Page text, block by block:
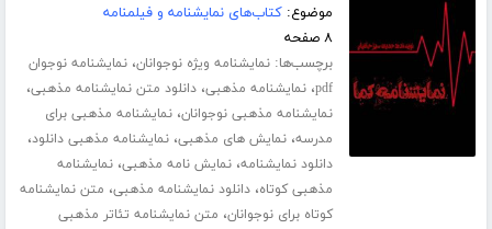
موضوع:کتاب‌های نمایشنامه و فیلمنامه
۸ صفحه
برچسب‌ها:نمایشنامه ویژه نوجوانان،نمایشنامه نوجوان
pdf،نمایشنامه مذهبی،دانلود متن نمایشنامه مذهبی،
نمایشنامه مذهبی نوجوانان،نمایشنامه مذهبی برای
مدرسه،نمایش های مذهبی،نمایشنامه مذهبی دانلود،
دانلود نمایشنامه،نمایش نامه مذهبی،نمایشنامه
مذهبی کوتاه،دانلود نمایشنامه مذهبی، متن نمایشنامه
کوتاه برای نوجوانان، متن نمایشنامه تئاتر مذهبی